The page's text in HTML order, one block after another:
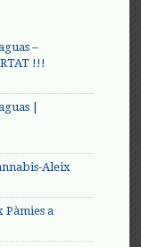
–
!!!
|
Aleix
Pàmies a